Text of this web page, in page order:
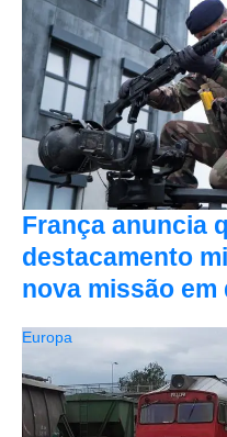
França anuncia
destacamento
nova missão em
Europa